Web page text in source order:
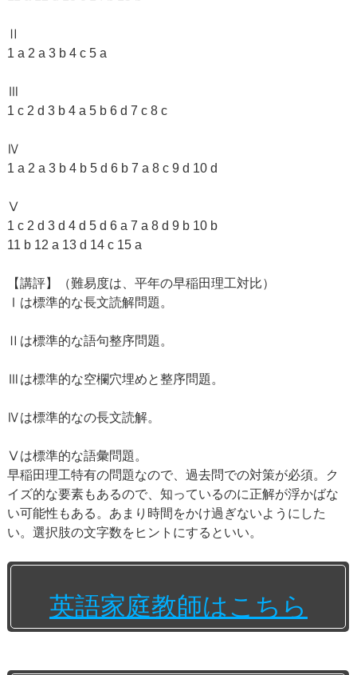
Ⅱ
1 a 2 a 3 b 4 c 5 a
Ⅲ
1 c 2 d 3 b 4 a 5 b 6 d 7 c 8 c
Ⅳ
1 a 2 a 3 b 4 b 5 d 6 b 7 a 8 c 9 d 10 d
Ⅴ
1 c 2 d 3 d 4 d 5 d 6 a 7 a 8 d 9 b 10 b
11 b 12 a 13 d 14 c 15 a
【講評】（難易度は、平年の早稲田理工対比）
Ⅰは標準的な長文読解問題。
Ⅱは標準的な語句整序問題。
Ⅲは標準的な空欄穴埋めと整序問題。
Ⅳは標準的なの長文読解。
Ⅴは標準的な語彙問題。
早稲田理工特有の問題なので、過去問での対策が必須。ク
イズ的な要素もあるので、知っているのに正解が浮かばな
い可能性もある。あまり時間をかけ過ぎないようにした
い。選択肢の文字数をヒントにするといい。
英語家庭教師はこちら